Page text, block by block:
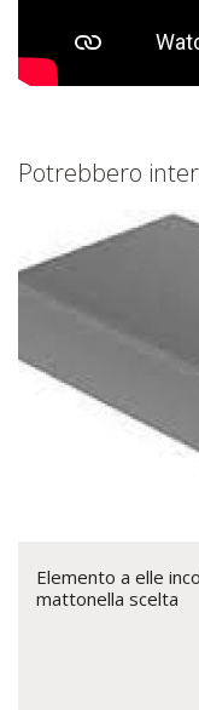
Potrebbero
Elemento a elle
mattonella scelta